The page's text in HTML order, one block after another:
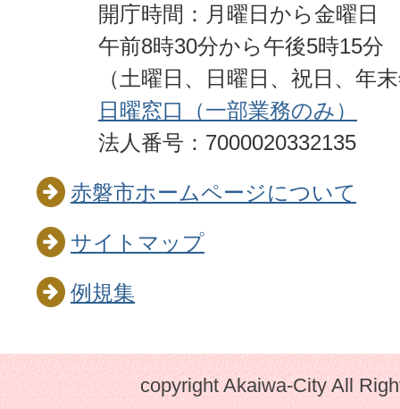
開庁時間：月曜日から金曜日
午前8時30分から午後5時15分
（土曜日、日曜日、祝日、年
日曜窓口（一部業務のみ）
法人番号：7000020332135
赤磐市ホームページについて
サイトマップ
例規集
copyright Akaiwa-City All